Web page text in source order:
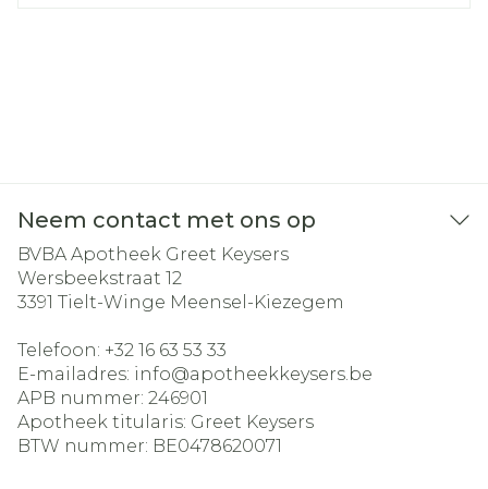
Neem contact met ons op
BVBA Apotheek Greet Keysers
Wersbeekstraat 12
3391 Tielt-Winge Meensel-Kiezegem
Telefoon: +32 16 63 53 33
E-mailadres: info@apotheekkeysers.be
APB nummer: 246901
Apotheek titularis: Greet Keysers
BTW nummer: BE0478620071